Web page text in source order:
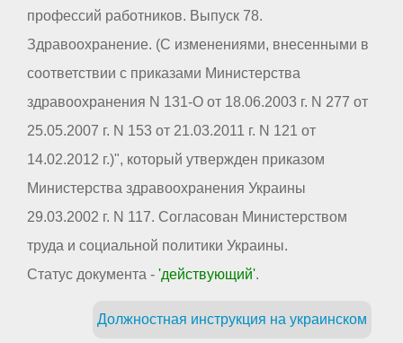
профессий работников. Выпуск 78.
Здравоохранение. (С изменениями, внесенными в
соответствии с приказами Министерства
здравоохранения N 131-О от 18.06.2003 г. N 277 от
25.05.2007 г. N 153 от 21.03.2011 г. N 121 от
14.02.2012 г.)", который утвержден приказом
Министерства здравоохранения Украины
29.03.2002 г. N 117. Согласован Министерством
труда и социальной политики Украины.
Статус документа - 'действующий'.
Должностная инструкция на украинском